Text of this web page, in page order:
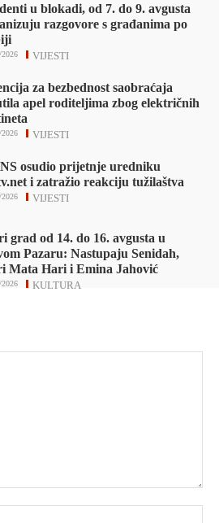
u blokadi, od 7. do 9. avgusta
razgovore s građanima po
VIJESTI
2026
za bezbednost saobraćaja
apel roditeljima zbog električnih
VIJESTI
2026
osudio prijetnje uredniku
i zatražio reakciju tužilaštva
VIJESTI
2026
grad od 14. do 16. avgusta u
Pazaru: Nastupaju Senidah,
Mata Hari i Emina Jahović
KULTURA
2026